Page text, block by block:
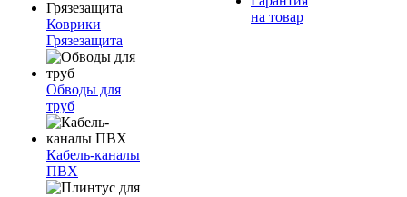
Коврики
Грязезащита
Обводы для
труб
Кабель-каналы
ПВХ
на товар